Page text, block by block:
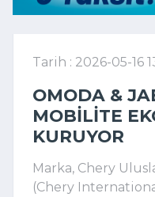
Tarih : 2026-05-16
OMODA &
MOBILITE
KURUYOR
Marka, Chery
(Chery